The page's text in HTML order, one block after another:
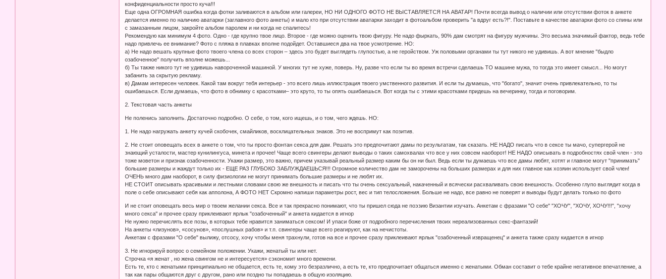
конфиденциальности просто куча!!!
Еще одна ОГРОМНАЯ ошибка когда фотки заливаются в альбом или галереи, НО НИ ОДНОГО ФОТО НЕ ВЫСТАВЛЯЕТСЯ НА АВАТАР! Почти всегда вывод о наличии или отсутствии фоток в анкете
делается именно по наличию аватарки (заглавного фото анкеты) и мало кто при отсутствии аватарки заходит в фотоальбом проверить "а вдруг есть?!". Поставьте в качестве аватарки фото со спины или
с замазанным лицом, закройте альбом паролем и ни когда не спалитесь!
Рекомендую как минимум 4 фото. Одно - где крупно твое лицо. Второе - где можно оценить твою фигуру. Не надо фыркать, 90% дам смотрят на фигуру мужчины. Это весьма значимый фактор, ведь тебе
надо привлечь ее внимание? Фото с пляжа в плавках вполне подойдет. Оставшиеся два на твое усмотрение. НО:
а) Не надо вешать крупные фото твоего члена со всех сторон – здесь это будет выглядеть глупостью, а не геройством. Уж половыми органами ты тут никого не удивишь. А вот мнение "быдло
озабоченное" получить вполне можешь...
б) Ты также никого тут не удивишь навороченной машиной. У многих тут не хуже, поверь. Ну, разве что если ты во время встречи сделаешь ТО машине мужа, то тогда это имеет смысл... Но могут
забанить за скрытую рекламу.
в) Дамам интересен человек. Какой там вокруг тебя интерьер - это всего лишь иллюстрация твоего умственного развития. И если ты думаешь, что "богато", значит очень привлекательно, то ты
ошибаешься. Если думаешь, что фото в обнимку с красотками– это круто, то ты опять ошибаешься. Вот когда ты с этими красотками придешь на вечеринку, тогда и поговорим.
2. Текстовая часть анкеты
Не поленись заполнить. Достаточно подробно. О себе, о том, кого ищешь, и о том, чего ждешь. НО:
1. Не надо нагружать анкету кучей скобочек, смайликов, восклицательных знаков. Это не воспримут как позитив.
2. Не стоит оповещать всех в анкете о том, что ты просто фонтан секса для дам. Решать это предпочитают дамы по результатам, так сказать. НЕ НАДО писать что в сексе ты мачо, супергерой не
знающий усталости, мастер кунилингуса, минета и прочее! Чаще всего свингеры делают выводы о таких самохвалах что все у них совсем наоборот! НЕ НАДО описывать в подробностях свой член - это
тоже моветон и признак озабоченности. Укажи размер, это важно, причем указывай реальный размер каким бы он ни был. Ведь если ты думаешь что все дамы любят, хотят и главное могут "принимать"
большие размеры и жаждут только их - ЕЩЕ РАЗ ГЛУБОКО ЗАБЛУЖДАЕШЬСЯ!!! Огромное количество дам не заморочены на больших размерах и для них главное как хозяин использует свой член!
ОЧЕНЬ много дам наоборот, в силу физиологии не могут принимать большие размеры и не любят их.
НЕ СТОИТ описывать красивыми и лестными словами свою же внешность и писать что ты очень сексуальный, накаченный и всячески расхваливать свою внешность. Особенно глупо выглядит когда в
поле о себе описывают себя как апполона, А ФОТО НЕТ Скромно напиши параметры рост, вес и тип телосложения. Больше не надо, все равно не поверят и выводы будут делать только по фото
И не стоит оповещать весь мир о твоем желании секса. Все и так прекрасно понимают, что ты пришел сюда не поэзию Византии изучать. Анкетам с фразами "О себе" "ХОЧУ", "ХОЧУ, ХОЧУ!!!", "хочу
много секса" и прочее сразу приклеивают ярлык "озабоченный" и анкета кидается в игнор
Не нужно перечислять все позы, в которых тебе нравится заниматься сексом! И упаси боже от подробного перечисления твоих нереализованных секс-фантазий!
На анкеты «лизунов», «сосунов», «послушных рабов» и т.п. свингеры чаще всего реагируют, как на нечистоты.
Анкетам с фразами "О себе" вылижу, отсосу, хочу чтобы меня трахнули, готов на все и прочее сразу приклеивают ярлык "озабоченный извращенец" и анкета также сразу кидается в игнор
3. Не игнорируй вопрос о семейном положении. Укажи, женатый ты или нет.
Строчка «я женат , но жена свингом не и интересуется» сэкономит много времени.
Есть те, кто с женатыми принципиально не общается, есть те, кому это безразлично, а есть те, кто предпочитает общаться именно с женатыми. Обман составит о тебе крайне негативное впечатление, а
так как пары общаются друг с другом, рано или поздно ты попадаешь в общую изоляцию.